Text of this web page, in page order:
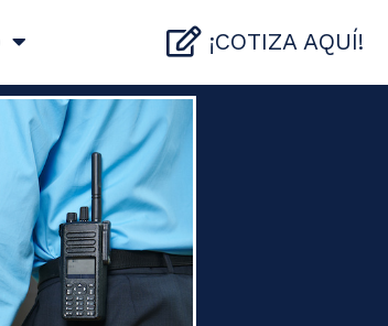
¡COTIZA AQUÍ!